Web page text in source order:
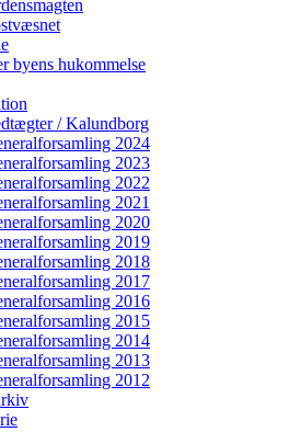
byens hukommelse
/ Kalundborg
2024
2023
2022
2021
2020
2019
2018
2017
2016
2015
2014
2013
2012